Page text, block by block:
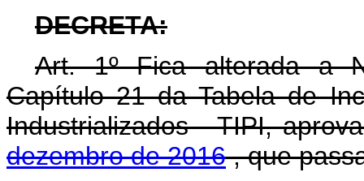
DECRETA:
Art. 1º Fica alterada a
Capítulo 21 da Tabela de
Industrializados - TIPI,
dezembro de 2016, que